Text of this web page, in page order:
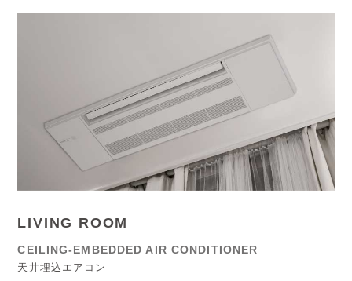
LIVING ROOM
CEILING-EMBEDDED AIR CONDITIONER
天井埋込エアコン